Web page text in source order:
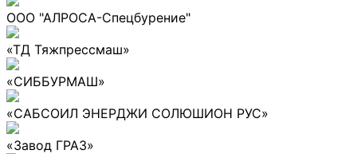
ООО "АЛРОСА-Спецбурение"
«ТД Тяжпрессмаш»
«СИББУРМАШ»
«САБСОИЛ ЭНЕРДЖИ СОЛЮШИОН РУС»
«Завод ГРАЗ»